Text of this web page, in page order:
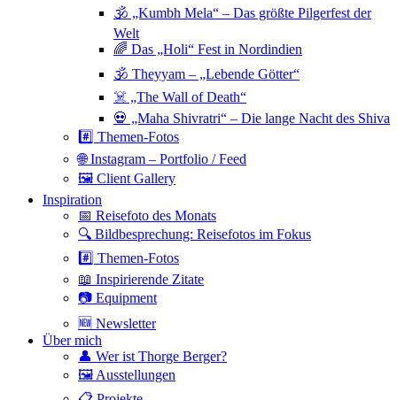
🕉 „Kumbh Mela“ – Das größte Pilgerfest der
Welt
🌈 Das „Holi“ Fest in Nordindien
🕉 Theyyam – „Lebende Götter“
☠️ „The Wall of Death“
💀 „Maha Shivratri“ – Die lange Nacht des Shiva
#️⃣ Themen-Fotos
🌐 Instagram – Portfolio / Feed
🖼 Client Gallery
Inspiration
📅 Reisefoto des Monats
🔍 Bildbesprechung: Reisefotos im Fokus
#️⃣ Themen-Fotos
📖 Inspirierende Zitate
📷 Equipment
🆕 Newsletter
Über mich
👤 Wer ist Thorge Berger?
🖼 Ausstellungen